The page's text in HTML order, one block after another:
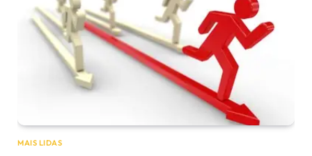
MAIS LIDAS